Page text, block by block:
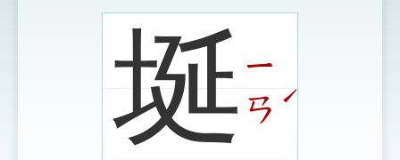
示
埏ㄧ
ㄢˊ